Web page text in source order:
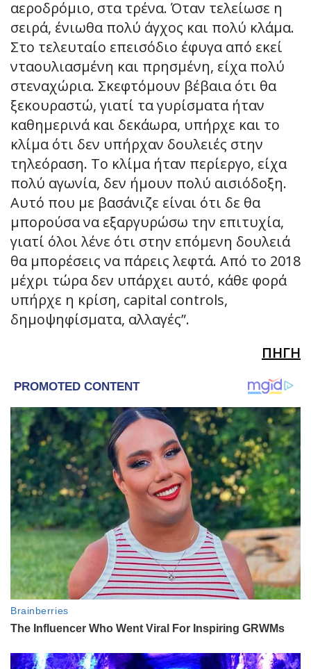
αεροδρόμιο, στα τρένα. Όταν τελείωσε η
σειρά, ένιωθα πολύ άγχος και πολύ κλάμα.
Στο τελευταίο επεισόδιο έφυγα από εκεί
νταουλιασμένη και πρησμένη, είχα πολύ
στεναχώρια. Σκεφτόμουν βέβαια ότι θα
ξεκουραστώ, γιατί τα γυρίσματα ήταν
καθημερινά και δεκάωρα, υπήρχε και το
κλίμα ότι δεν υπήρχαν δουλειές στην
τηλεόραση. Το κλίμα ήταν περίεργο, είχα
πολύ αγωνία, δεν ήμουν πολύ αισιόδοξη.
Αυτό που με βασάνιζε είναι ότι δε θα
μπορούσα να εξαργυρώσω την επιτυχία,
γιατί όλοι λένε ότι στην επόμενη δουλειά
θα μπορέσεις να πάρεις λεφτά. Από το 2018
μέχρι τώρα δεν υπάρχει αυτό, κάθε φορά
υπήρχε η κρίση, capital controls,
δημοψηφίσματα, αλλαγές”.
ΠΗΓΗ